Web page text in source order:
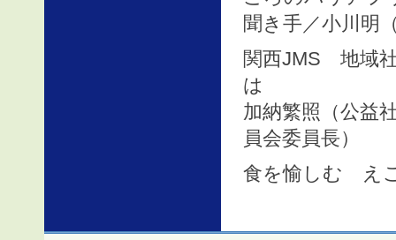
聞き手／小川明
関西JMS 地域
は
加納繁照（公益
員会委員長）
食を愉しむ え